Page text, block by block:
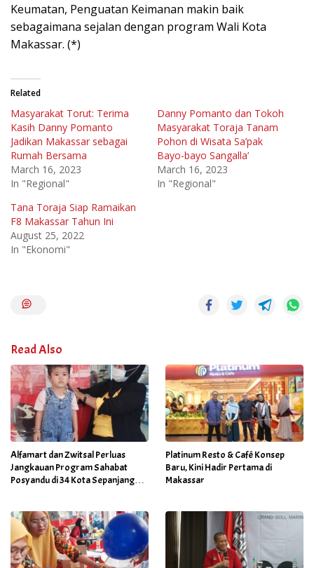
Keumatan, Penguatan Keimanan makin baik
sebagaimana sejalan dengan program Wali Kota
Makassar. (*)
Related
Masyarakat Torut: Terima
Kasih Danny Pomanto
Jadikan Makassar sebagai
Rumah Bersama
March 16, 2023
In "Regional"
Danny Pomanto dan Tokoh
Masyarakat Toraja Tanam
Pohon di Wisata Sa’pak
Bayo-bayo Sangalla’
March 16, 2023
In "Regional"
Tana Toraja Siap Ramaikan
F8 Makassar Tahun Ini
August 25, 2022
In "Ekonomi"
Read Also
Alfamart dan Zwitsal Perluas
Jangkauan Program Sahabat
Posyandu di 34 Kota Sepanjang
Platinum Resto & Café Konsep
Baru, Kini Hadir Pertama di
Makassar